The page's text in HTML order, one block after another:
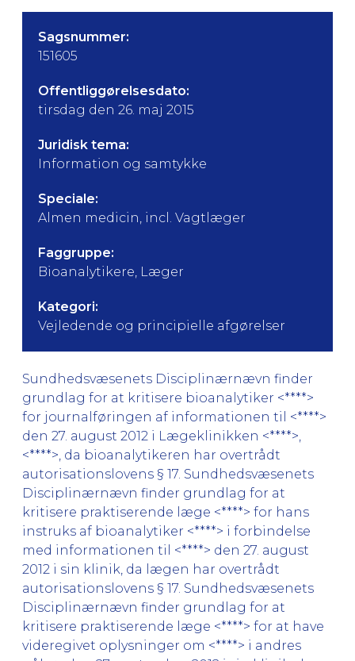
Sagsnummer:
151605
Offentliggørelsesdato:
tirsdag den 26. maj 2015
Juridisk tema:
Information og samtykke
Speciale:
Almen medicin, incl. Vagtlæger
Faggruppe:
Bioanalytikere, Læger
Kategori:
Vejledende og principielle afgørelser
Sundhedsvæsenets Disciplinærnævn finder
grundlag for at kritisere bioanalytiker <****>
for journalføringen af informationen til <****>
den 27. august 2012 i Lægeklinikken <****>,
<****>, da bioanalytikeren har overtrådt
autorisationslovens § 17. Sundhedsvæsenets
Disciplinærnævn finder grundlag for at
kritisere praktiserende læge <****> for hans
instruks af bioanalytiker <****> i forbindelse
med informationen til <****> den 27. august
2012 i sin klinik, da lægen har overtrådt
autorisationslovens § 17. Sundhedsvæsenets
Disciplinærnævn finder grundlag for at
kritisere praktiserende læge <****> for at have
videregivet oplysninger om <****> i andres